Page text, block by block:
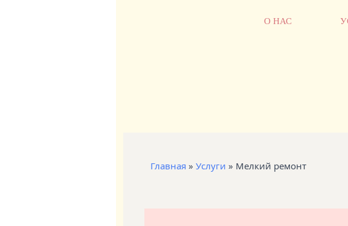
О НАС
Главная » Услуги » Мелкий ремонт